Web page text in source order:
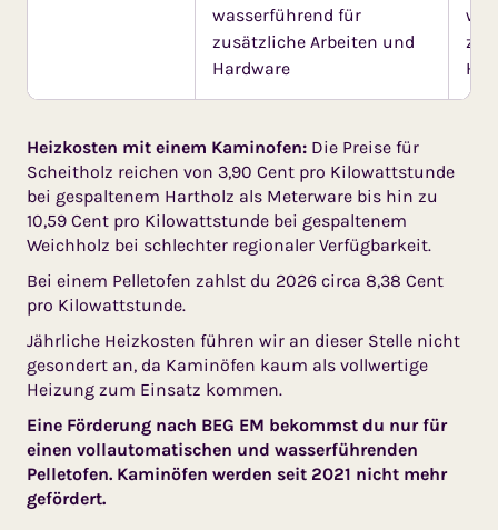
wasserführend für
zusätzliche Arbeiten und
Hardware
Heizkosten mit einem Kaminofen: Die Preise für
Scheitholz reichen von 3,90 Cent pro Kilowattstunde
bei gespaltenem Hartholz als Meterware bis hin zu
10,59 Cent pro Kilowattstunde bei gespaltenem
Weichholz bei schlechter regionaler Verfügbarkeit.
Bei einem Pelletofen zahlst du 2026 circa 8,38 Cent
pro Kilowattstunde.
Jährliche Heizkosten führen wir an dieser Stelle nicht
gesondert an, da Kaminöfen kaum als vollwertige
Heizung zum Einsatz kommen.
Eine Förderung nach BEG EM bekommst du nur für
einen vollautomatischen und wasserführenden
Pelletofen. Kaminöfen werden seit 2021 nicht mehr
gefördert.